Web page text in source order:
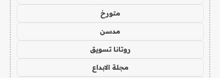
متورخ
مدسن
روتانا تسويق
مجلة الابداع